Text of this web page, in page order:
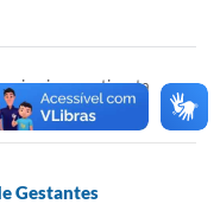
primeiro a curtir esta
Gestantes